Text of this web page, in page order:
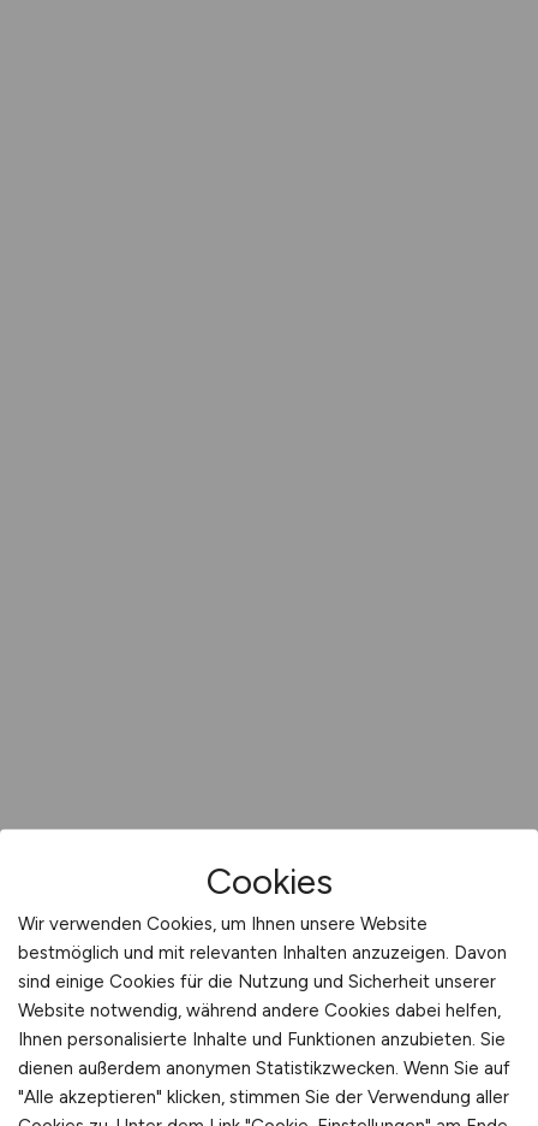
Cookies
Wir verwenden Cookies, um Ihnen unsere Website
bestmöglich und mit relevanten Inhalten anzuzeigen. Davon
sind einige Cookies für die Nutzung und Sicherheit unserer
Website notwendig, während andere Cookies dabei helfen,
Ihnen personalisierte Inhalte und Funktionen anzubieten. Sie
dienen außerdem anonymen Statistikzwecken. Wenn Sie auf
"Alle akzeptieren" klicken, stimmen Sie der Verwendung aller